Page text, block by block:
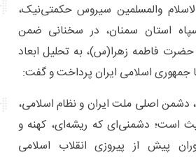
والمسلمین سیروس حکمتی‌نیک،
سپاه استان سمنان، در سخنانی ضمن
فاطمه زهرا(س)، به تحلیل ابعاد
جمهوری اسلامی ایران پرداخت و گفت:
دشمن اصلی ملت ایران و نظام اسلامی،
است؛ دشمنی‌ای که ریشه‌ای، کهنه و
پیش از پیروزی انقلاب اسلامی